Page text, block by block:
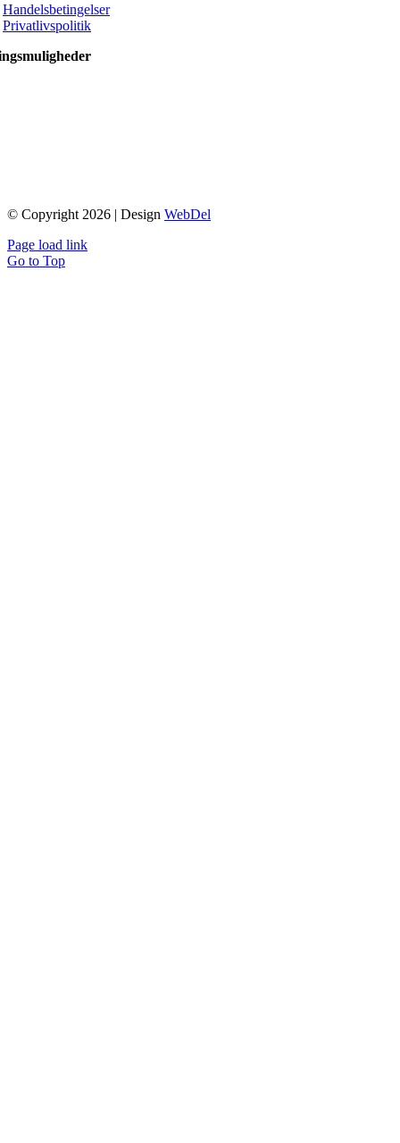
Handelsbetingelser
Privatlivspolitik
© Copyright 2026 | Design WebDel
Page load link
Go to Top